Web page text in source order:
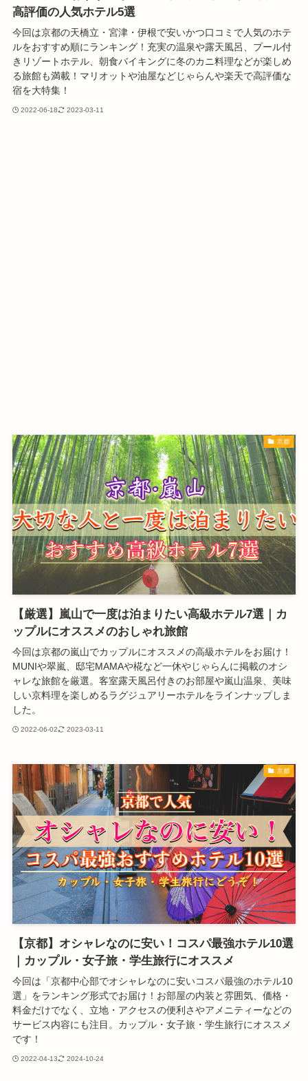
高評価の人気ホテル5選
今回は京都の天橋立・宮津・伊根で安いかつ口コミで人気のホテ
ルをおすすめ順にランキング！充実の温泉や露天風呂、プール付
きリゾートホテル、朝食バイキングに冬のカニ料理などが楽しめ
る旅館も満載！マリオットや油屋などじゃらんや楽天で高評価な
宿を大特集！
2022-06-18 2023-03-11
京都
【厳選】嵐山で一度は泊まりたい高級ホテル7選｜カ
ップルにオススメのおしゃれ旅館
今回は京都の嵐山でカップルにオススメの高級ホテルをお届け！
MUNIや翠嵐、邸宅MAMAや椛など一休やじゃらんに掲載のオシ
ャレな旅館を厳選。客室露天風呂付きのお部屋や嵐山温泉、美味
しい京料理を楽しめるラグジュアリーホテルをラインナップしま
した。
2022-06-02 2023-03-11
京都
【京都】オシャレなのに安い！コスパ最強ホテル10選
｜カップル・女子旅・学生旅行にオススメ
今回は「京都中心部でオシャレなのに安いコスパ最強のホテル10
選」をランキング形式でお届け！お部屋の内装と雰囲気、価格・
料金だけでなく、立地・アクセスの便利さやアメニティーなどの
サービス内容にも注目。カップル・女子旅・学生旅行にオススメ
です！
2022-04-13 2024-10-24